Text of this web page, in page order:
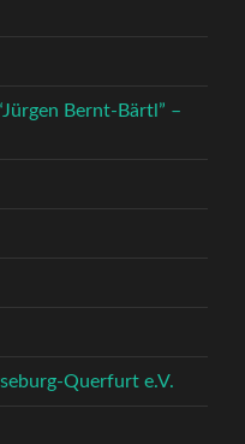
Bernt-Bärtl” –
Querfurt e.V.